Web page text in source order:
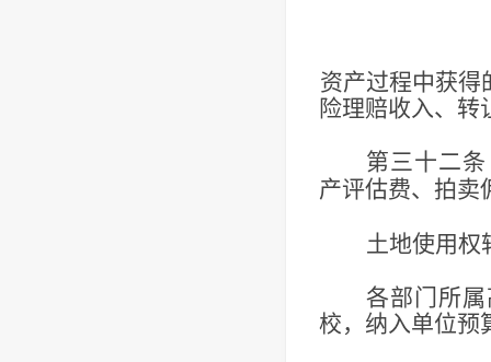
资产过程中获得
险理赔收入、转
第三十二条
产评估费、拍卖
土地使用权
各部门所
校，纳入单位预